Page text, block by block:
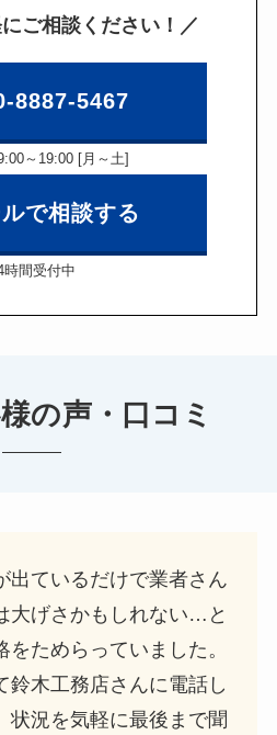
ご相談ください！／
8887-5467
～19:00 [月～土]
で相談する
時間受付中
の声・口コミ
出ているだけで業者さん
大げさかもしれない…と
をためらっていました。
鈴木工務店さんに電話し
状況を気軽に最後まで聞